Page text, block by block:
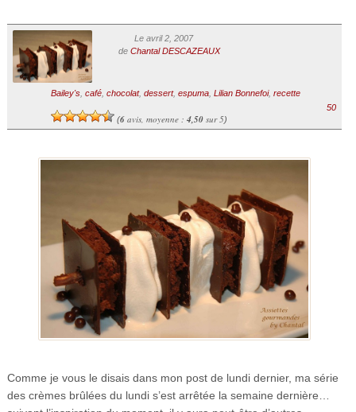
Le avril 2, 2007
de Chantal DESCAZEAUX
Bailey's, café, chocolat, dessert, espuma, Lilian Bonnefoi, recette
(6avis, moyenne : 4,50sur 5)
50
Comme je vous le disais dans mon post de lundi dernier, ma série
des crèmes brûlées du lundi s’est arrêtée la semaine dernière…